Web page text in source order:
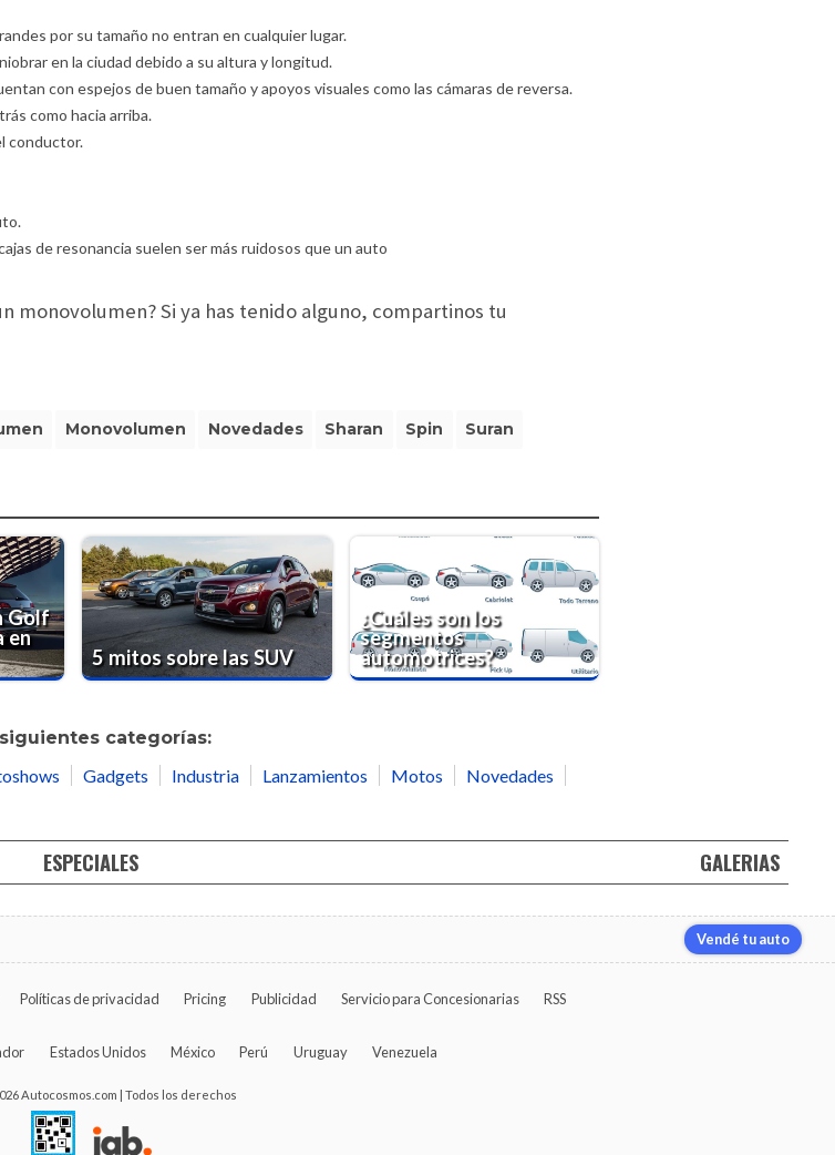
por su tamaño no entran en cualquier lugar.
en la ciudad debido a su altura y longitud.
con espejos de buen tamaño y apoyos visuales como las cámaras de reversa.
como hacia arriba.
conductor.
de resonancia suelen ser más ruidosos que un auto
monovolumen? Si ya has tenido alguno, compartinos tu
Monovolumen Novedades Sharan Spin Suran
Golf
en
5 mitos sobre las SUV
¿Cuáles son los
segmentos
automotrices?
categorías:
Gadgets Industria Lanzamientos Motos
Novedades
ESPECIALES GALERIAS
Vendé tu auto
Políticas de privacidad Pricing Publicidad Servicio para Concesionarias RSS
Estados Unidos México Perú Uruguay Venezuela
Autocosmos.com | Todos los derechos